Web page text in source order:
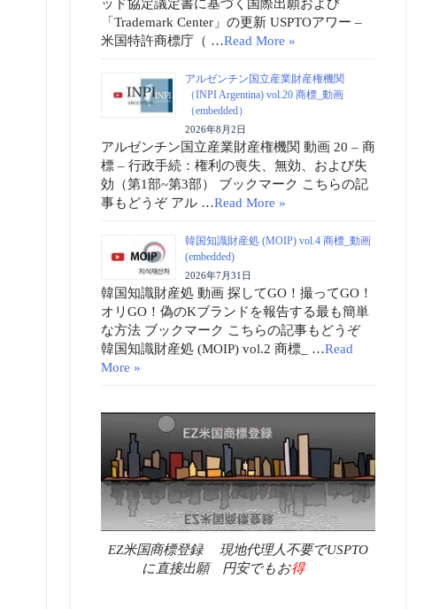
「Trademark Center」の更新 USPTOアワー –
米国特許商標庁（ …Read More »
アルゼンチン国立産業財産権機関
（INPI Argentina) vol.20 商標_動画
（embedded）
2026年8月2日
アルゼンチン国立産業財産権機関 動画 20 – 商
標 – 行政手続：権利の喪失、無効、および失
効（第1部~第3部） ブックマーク こちらの記
事もどうぞ アル …Read More »
韓国知識財産処 (MOIP) vol.4 商標_動画
(embedded)
2026年7月31日
韓国知識財産処 動画 探してGO！撮ってGO！
オリGO！偽のKブランドを報告する最も簡単
な方法 ブックマーク こちらの記事もどうぞ
韓国知識財産処 (MOIP) vol.2 商標_ …Read
More »
EZ米国商標登録 現地代理人不要でUSPTO
に直接出願 円安でもお得